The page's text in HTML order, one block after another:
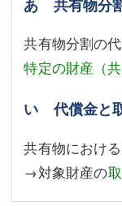
あ 共有物分
共有物分割の
特定の財産（
い 代償金と
共有物におけ
→対象財産の